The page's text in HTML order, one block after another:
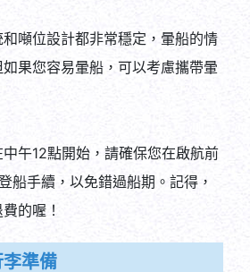
噸位設計都非常穩定，暈船的情
果您容易暈船，可以考慮攜帶暈
午12點開始，請確保您在啟航前
船手續，以免錯過船期。記得，
的喔！